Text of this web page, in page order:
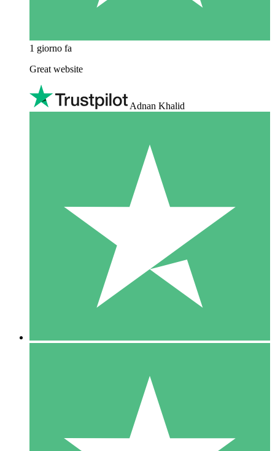
1 giorno fa
Great website
Adnan Khalid